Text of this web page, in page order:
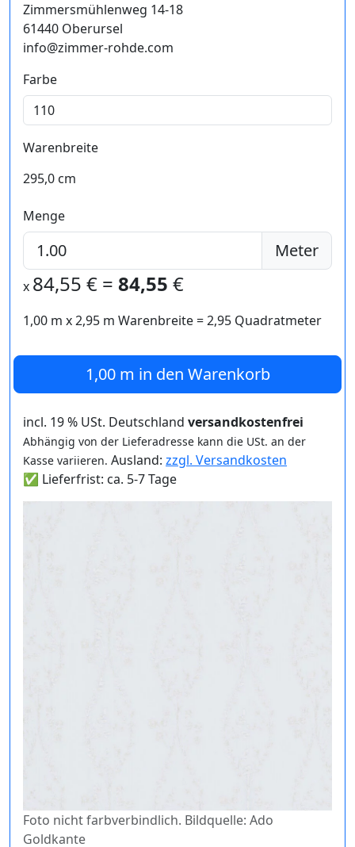
Zimmersmühlenweg 14-18
61440 Oberursel
info@zimmer-rohde.com
Farbe
Warenbreite
295,0 cm
Menge
Meter
x 84,55 € = 84,55 €
1,00 m x2,95 m Warenbreite =2,95 Quadratmeter
1,00 m in den Warenkorb
incl. 19 % USt. Deutschland versandkostenfrei
Abhängig von der Lieferadresse kann die USt. an der
Kasse variieren. Ausland: zzgl. Versandkosten
✅ Lieferfrist: ca. 5-7 Tage
Foto nicht farbverbindlich. Bildquelle: Ado
Goldkante